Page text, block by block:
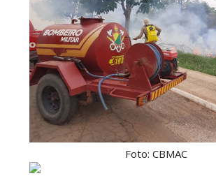
Foto: CBMAC